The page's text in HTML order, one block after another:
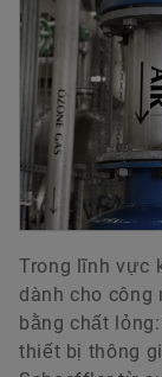
Trong lĩnh vực
dành cho công
bằng chất
thiết bị thông